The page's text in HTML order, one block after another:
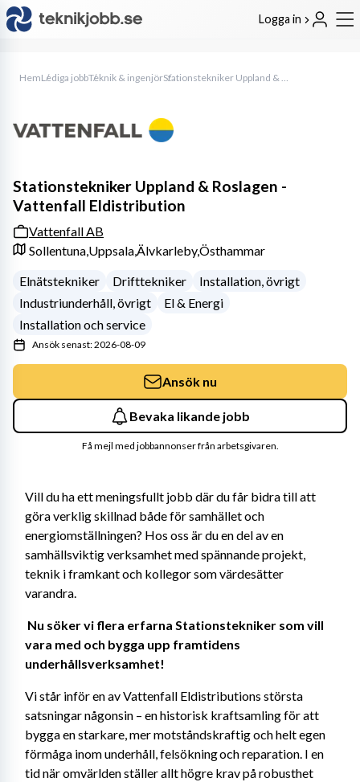
Logga in
HemLediga jobbTeknik & ingenjör Stationstekniker Uppland & Roslagen - Vattenfall Eldistribution
Vill du ha ett meningsfullt jobb där du får bidra till att
göra verklig skillnad både för samhället och
energiomställningen? Hos oss är du en del av en
samhällsviktig verksamhet med spännande projekt,
teknik i framkant och kollegor som värdesätter
varandra.
Nu söker vi flera erfarna Stationstekniker som vill
vara med och bygga upp framtidens
underhållsverksamhet!
Vi står inför en av Vattenfall Eldistributions största
satsningar någonsin – en historisk kraftsamling för att
bygga en starkare, mer motståndskraftig och helt egen
förmåga inom underhåll, felsökning och reparation. I en
tid när omvärlden ställer allt högre krav på robusthet
Stationstekniker Uppland & Roslagen -
Vattenfall Eldistribution
Vattenfall AB
Sollentuna,Uppsala,Älvkarleby,Östhammar
Elnätstekniker
Drifttekniker
Installation, övrigt
Industriunderhåll, övrigt
El & Energi
Installation och service
Ansök senast: 2026-08-09
Ansök nu
Bevaka likande jobb
Få mejl med jobbannonser från arbetsgivaren.